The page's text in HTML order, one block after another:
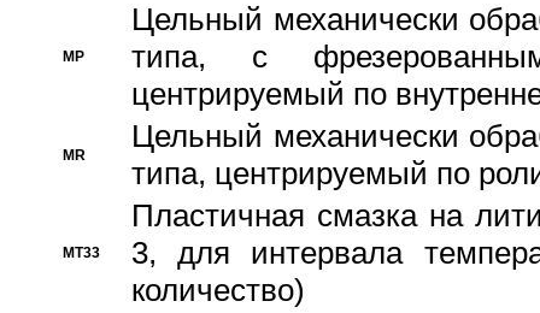
MP
Цельный механически
типа, с
центрируемый по
MR
Цельный механически
типа, центрируемый по
MT33
Пластичная смазка на
3, для интервала
количество)